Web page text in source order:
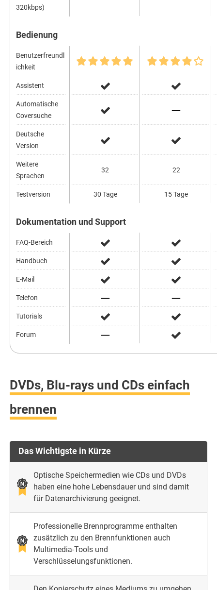
320kbps)
Bedienung
Benutzerfreundl
ichkeit
Assistent
Automatische
Coversuche
Deutsche
Version
Weitere
Sprachen
Testversion
Dokumentation und Support
FAQ-Bereich
Handbuch
E-Mail
Telefon
Tutorials
Forum
32
30 Tage
22
15 Tage
DVDs, Blu-rays und CDs einfach
brennen
Das Wichtigste in Kürze
Optische Speichermedien wie CDs und DVDs
haben eine hohe Lebensdauer und sind damit
für Datenarchivierung geeignet.
Professionelle Brennprogramme enthalten
zusätzlich zu den Brennfunktionen auch
Multimedia-Tools und
Verschlüsselungsfunktionen.